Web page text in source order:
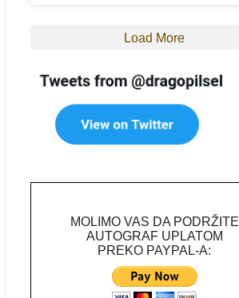
Load More
MOLIMO VAS DA PODRŽITE
AUTOGRAF UPLATOM
PREKO PAYPAL-A: